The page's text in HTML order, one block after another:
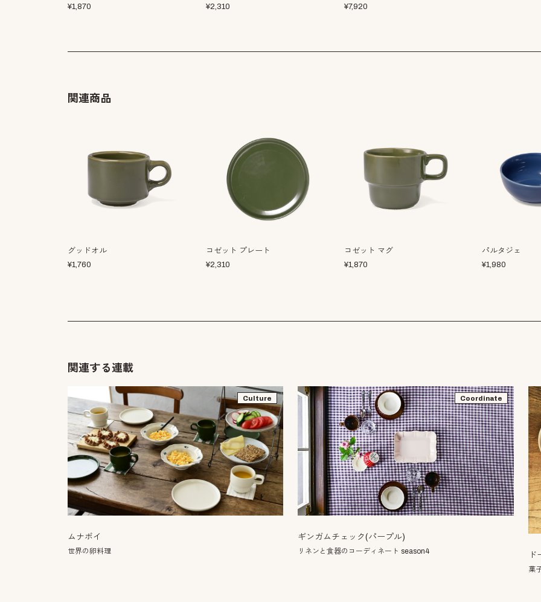
¥1,870
¥2,310
¥7,920
関連商品
グッドオル
¥1,760
コゼット プレート
¥2,310
コゼット マグ
¥1,870
パルタジェ
¥1,980
関連する連載
Culture
ムナボイ
世界の卵料理
Coordinate
ギンガムチェック(パープル)
リネンと食器のコーディネート season4 ド
菓